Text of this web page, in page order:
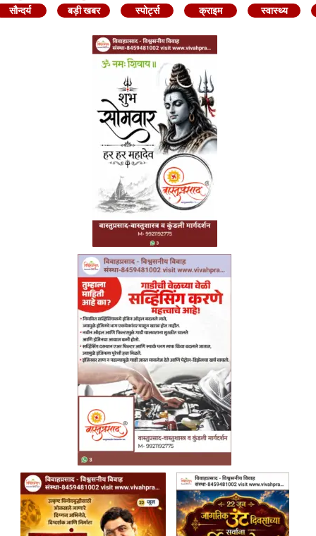
सौन्दर्य बड़ी खबर स्पोर्ट्स क्राइम स्वास्थ्य